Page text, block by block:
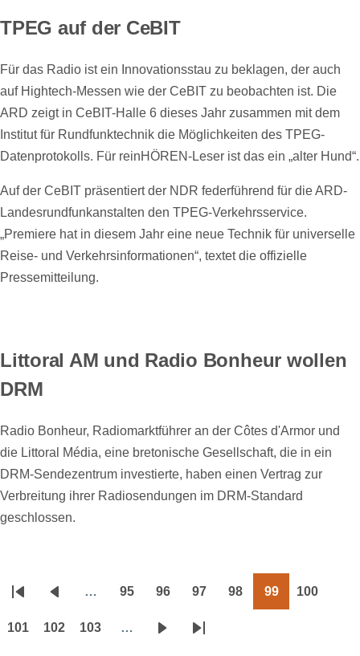
TPEG auf der CeBIT
Für das Radio ist ein Innovationsstau zu beklagen, der auch
auf Hightech-Messen wie der CeBIT zu beobachten ist. Die
ARD zeigt in CeBIT-Halle 6 dieses Jahr zusammen mit dem
Institut für Rundfunktechnik die Möglichkeiten des TPEG-
Datenprotokolls. Für reinHÖREN-Leser ist das ein „alter Hund“.
Auf der CeBIT präsentiert der NDR federführend für die ARD-
Landesrundfunkanstalten den TPEG-Verkehrsservice.
„Premiere hat in diesem Jahr eine neue Technik für universelle
Reise- und Verkehrsinformationen“, textet die offizielle
Pressemitteilung.
Littoral AM und Radio Bonheur wollen
DRM
Radio Bonheur, Radiomarktführer an der Côtes d'Armor und
die Littoral Média, eine bretonische Gesellschaft, die in ein
DRM-Sendezentrum investierte, haben einen Vertrag zur
Verbreitung ihrer Radiosendungen im DRM-Standard
geschlossen.
Seitennummerierung
Erste
Seite
Vorherige
Seite
… 95 96 97 98 99 100
101 102 103 …
NächsteLetzte